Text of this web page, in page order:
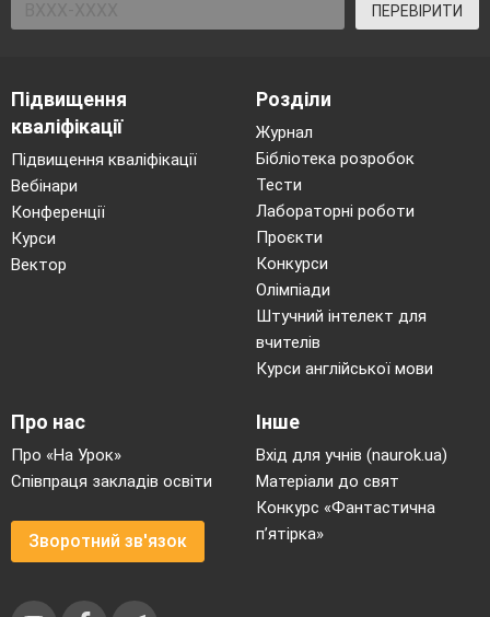
За методами активізації навчальної
творчо-осмислювальні.
За методами управління навчальною
роботою студентів:
залучення студентів до викладання
матеріалу, відповіді на запитання;
навчальна робота під керівництвом
самостійна робота на занятті.
За методами контролю та
самоконтролю:
поетапний контроль засвоєного
матеріалу шляхом відповідей на
поставлені питання;
тестовий контроль знань.
ПЕРЕВІРИТИ
Підвищення
кваліфікації
Підвищення кваліфікації
Вебінари
Конференції
Курси
Вектор
Розділи
Журнал
Бібліотека розробок
Тести
Лабораторні роботи
Проєкти
Конкурси
Олімпіади
Штучний інтелект для
вчителів
Курси англійської мови
Про нас
Про «На Урок»
Співпраця закладів освіти
Зворотний зв'язок
Інше
Вхід для учнів (naurok.ua)
Матеріали до свят
Конкурс «Фантастична
п’ятірка»